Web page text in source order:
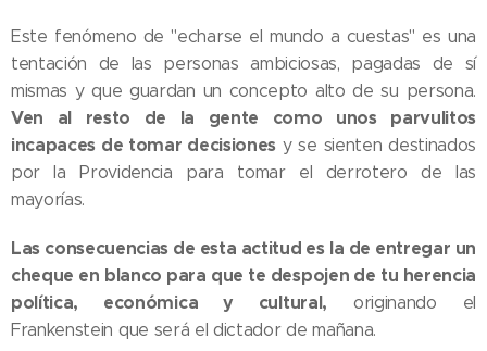
Este fenómeno de "echarse el mundo a cuestas" es una
tentación de las personas ambiciosas, pagadas de sí
mismas y que guardan un concepto alto de su persona.
Ven al resto de la gente como unos parvulitos
incapaces de tomar decisiones y se sienten destinados
por la Providencia para tomar el derrotero de las
mayorías.
Las consecuencias de esta actitud es la de entregar un
cheque en blanco para que te despojen de tu herencia
política, económica y cultural, originando el
Frankenstein que será el dictador de mañana.